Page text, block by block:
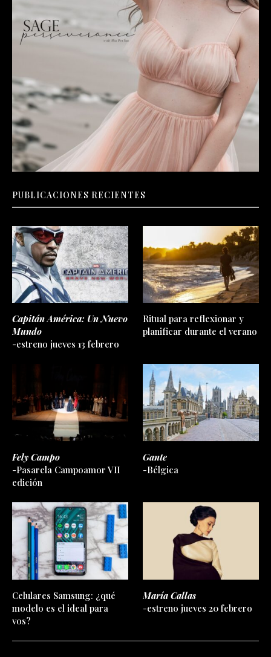
PUBLICACIONES RECIENTES
Capitán América: Un Nuevo
Mundo
-estreno jueves 13 febrero
Ritual para reflexionar y
planificar durante el verano
Fely Campo
-Pasarela Campoamor VII
edición
Gante
-Bélgica
Celulares Samsung: ¿qué
modelo es el ideal para
vos?
María Callas
-estreno jueves 20 febrero